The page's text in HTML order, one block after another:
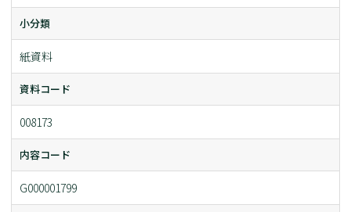
小分類
紙資料
資料コード
008173
内容コード
G000001799